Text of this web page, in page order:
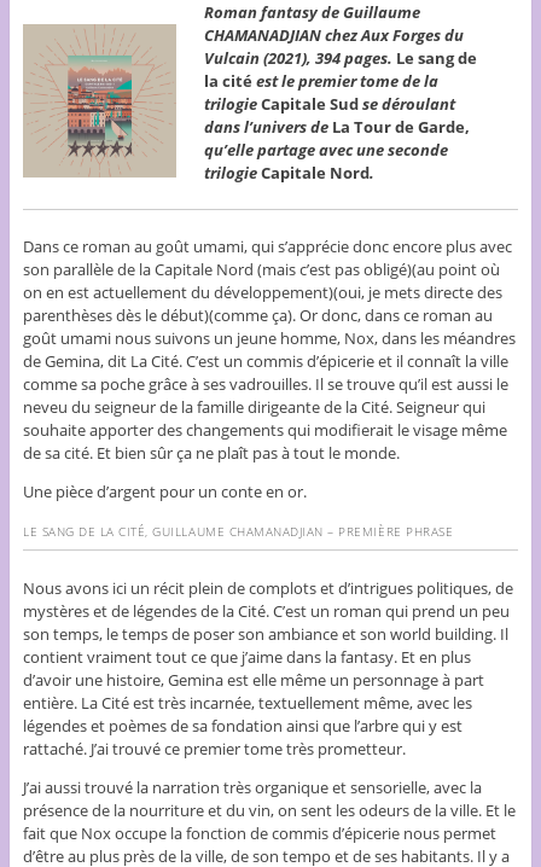
Roman fantasy de Guillaume
CHAMANADJIAN chez Aux Forges du
Vulcain (2021), 394 pages. Le sang de
la cité est le premier tome de la
trilogieCapitale Sudse déroulant
dans l’univers de La Tour de Garde,
qu’elle partage avec une seconde
trilogieCapitale Nord.
Dans ce roman au goût umami, qui s’apprécie donc encore plus avec
son parallèle de la Capitale Nord (mais c’est pas obligé)(au point où
on en est actuellement du développement)(oui, je mets directe des
parenthèses dès le début)(comme ça). Or donc, dans ce roman au
goût umami nous suivons un jeune homme, Nox, dans les méandres
de Gemina, dit La Cité. C’est un commis d’épicerie et il connaît la ville
comme sa poche grâce à ses vadrouilles. Il se trouve qu’il est aussi le
neveu du seigneur de la famille dirigeante de la Cité. Seigneur qui
souhaite apporter des changements qui modifierait le visage même
de sa cité. Et bien sûr ça ne plaît pas à tout le monde.
Une pièce d’argent pour un conte en or.
LE SANG DE LA CITÉ, GUILLAUME CHAMANADJIAN – PREMIÈRE PHRASE
Nous avons ici un récit plein de complots et d’intrigues politiques, de
mystères et de légendes de la Cité. C’est un roman qui prend un peu
son temps, le temps de poser son ambiance et son world building. Il
contient vraiment tout ce que j’aime dans la fantasy. Et en plus
d’avoir une histoire, Gemina est elle même un personnage à part
entière. La Cité est très incarnée, textuellement même, avec les
légendes et poèmes de sa fondation ainsi que l’arbre qui y est
rattaché. J’ai trouvé ce premier tome très prometteur.
J’ai aussi trouvé la narration très organique et sensorielle, avec la
présence de la nourriture et du vin, on sent les odeurs de la ville. Et le
fait que Nox occupe la fonction de commis d’épicerie nous permet
d’être au plus près de la ville, de son tempo et de ses habitants. Il y a